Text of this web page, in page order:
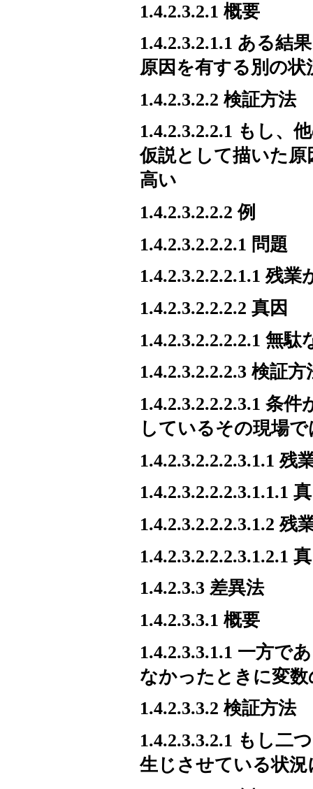
1.4.2.3.2.1 概要
1.4.2.3.2.1.1 ある結
原因を有する別の
1.4.2.3.2.2 検証方法
1.4.2.3.2.2.1 もし、
仮説として描いた
高い
1.4.2.3.2.2.2 例
1.4.2.3.2.2.2.1 問題
1.4.2.3.2.2.2.1.1 残業
1.4.2.3.2.2.2.2 真因
1.4.2.3.2.2.2.2.1 無
1.4.2.3.2.2.2.3 検証方
1.4.2.3.2.2.2.3.1 条
しているその現場
1.4.2.3.2.2.2.3.1.1 残
1.4.2.3.2.2.2.3.1.1.1
1.4.2.3.2.2.2.3.1.2 残
1.4.2.3.2.2.2.3.1.2.1
1.4.2.3.3 差異法
1.4.2.3.3.1 概要
1.4.2.3.3.1.1 一方で
なかったときに変
1.4.2.3.3.2 検証方法
1.4.2.3.3.2.1 もし二
生じさせている状